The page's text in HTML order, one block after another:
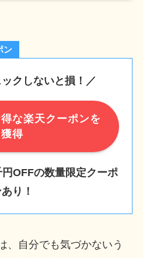
ン
クしないと損！／
な楽天クーポンを
獲得
OFFの数量限定クーポ
り！
、自分でも気づかないう